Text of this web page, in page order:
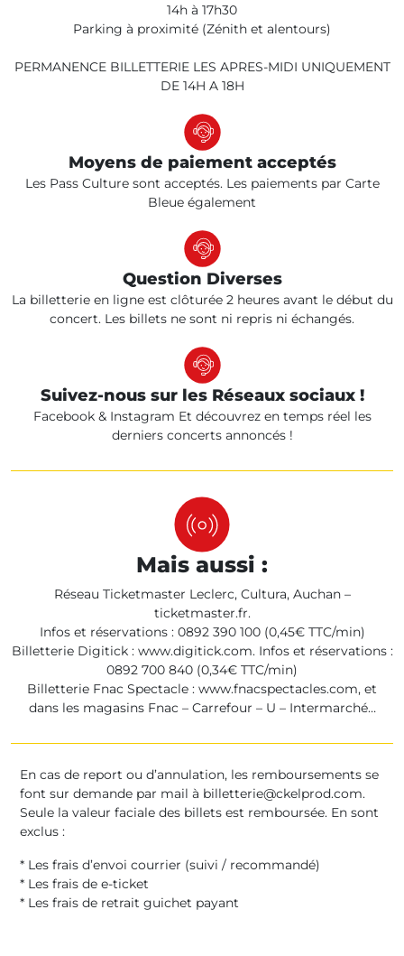
14h à 17h30
Parking à proximité (Zénith et alentours)
PERMANENCE BILLETTERIE LES APRES-MIDI UNIQUEMENT
DE 14H A 18H
Moyens de paiement acceptés
Les Pass Culture sont acceptés. Les paiements par Carte
Bleue également
Question Diverses
La billetterie en ligne est clôturée 2 heures avant le début du
concert. Les billets ne sont ni repris ni échangés.
Suivez-nous sur les Réseaux sociaux !
Facebook & Instagram Et découvrez en temps réel les
derniers concerts annoncés !
Mais aussi :
Réseau Ticketmaster Leclerc, Cultura, Auchan –
ticketmaster.fr.
Infos et réservations : 0892 390 100 (0,45€ TTC/min)
Billetterie Digitick : www.digitick.com. Infos et réservations :
0892 700 840 (0,34€ TTC/min)
Billetterie Fnac Spectacle : www.fnacspectacles.com, et
dans les magasins Fnac – Carrefour – U – Intermarché…
En cas de report ou d’annulation, les remboursements se
font sur demande par mail à billetterie@ckelprod.com.
Seule la valeur faciale des billets est remboursée. En sont
exclus :
* Les frais d’envoi courrier (suivi / recommandé)
* Les frais de e-ticket
* Les frais de retrait guichet payant